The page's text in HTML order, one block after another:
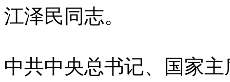
江泽民同志。
中共中央总书记、国家